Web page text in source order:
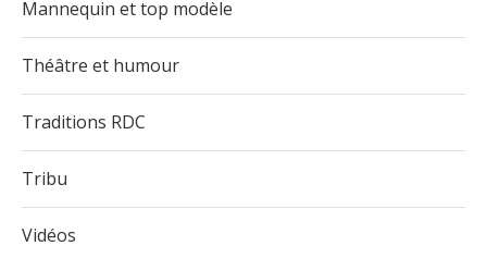
Mannequin et top modèle
Théâtre et humour
Traditions RDC
Tribu
Vidéos